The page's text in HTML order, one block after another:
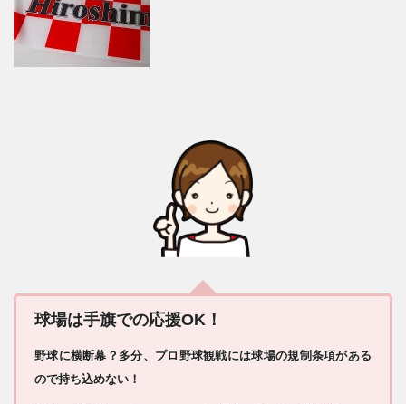
球場は手旗での応援OK！
野球に横断幕？多分、プロ野球観戦には球場の規制条項がある
ので持ち込めない！